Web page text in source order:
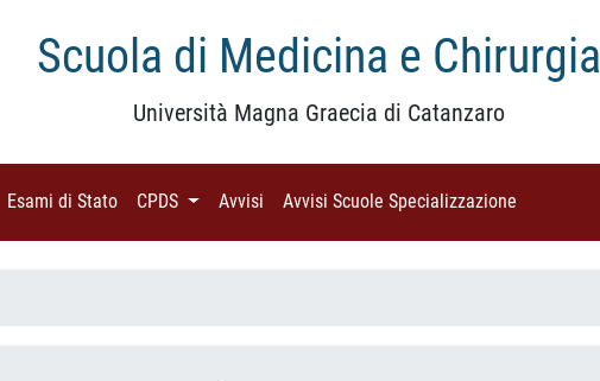
Scuola di Medicina e Chirurgia
Università Magna Graecia di Catanzaro
Esami di Stato (current)
CPDS (current)
Avvisi (current)
Avvisi Scuole Specializzazione